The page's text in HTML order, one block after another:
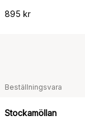
895 kr
Beställningsvara
Stockamöllan